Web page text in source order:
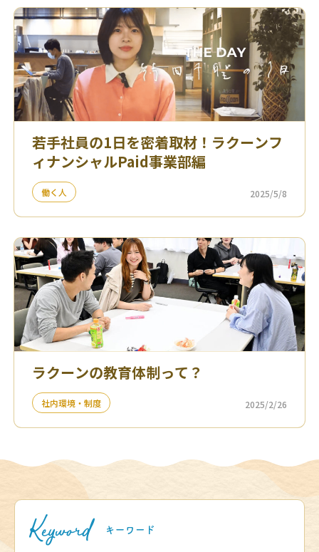
若手社員の1日を密着取材！ラクーンフ
ィナンシャルPaid事業部編
働く人 2025/5/8
ラクーンの教育体制って？
社内環境・制度 2025/2/26